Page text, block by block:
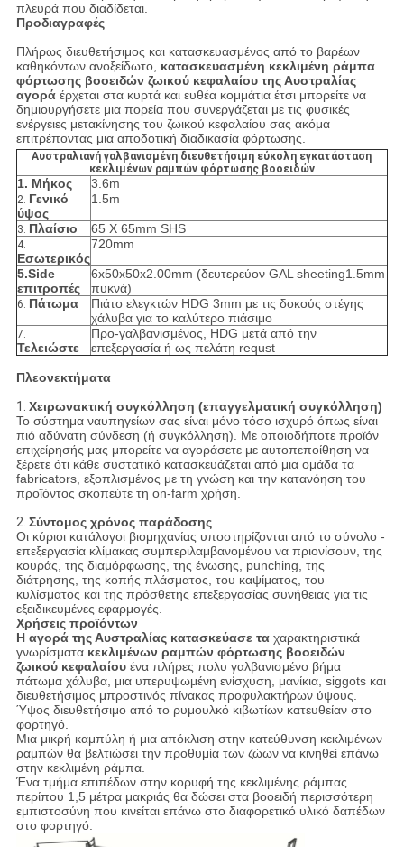
πλευρά που διαδίδεται.
Προδιαγραφές
Πλήρως διευθετήσιμος και κατασκευασμένος από το βαρέων
καθηκόντων ανοξείδωτο, κατασκευασμένη κεκλιμένη ράμπα
φόρτωσης βοοειδών ζωικού κεφαλαίου της Αυστραλίας
αγοράέρχεται στα κυρτά και ευθέα κομμάτια έτσι μπορείτε να
δημιουργήσετε μια πορεία που συνεργάζεται με τις φυσικές
ενέργειες μετακίνησης του ζωικού κεφαλαίου σας ακόμα
επιτρέποντας μια αποδοτική διαδικασία φόρτωσης.
Αυστραλιανή γαλβανισμένη διευθετήσιμη εύκολη εγκατάσταση
κεκλιμένων ραμπών φόρτωσης βοοειδών
1. Μήκος 3.6m
2. Γενικό
ύψος
1.5m
3. Πλαίσιο 65 X 65mm SHS
4.
Εσωτερικός
720mm
5.Side
επιτροπές
6x50x50x2.00mm (δευτερεύον GAL sheeting1.5mm
πυκνά)
6. Πάτωμα
Πιάτο ελεγκτών HDG 3mm με τις δοκούς στέγης
χάλυβα για το καλύτερο πιάσιμο
7.
Τελειώστε
Προ-γαλβανισμένος, HDG μετά από την
επεξεργασία ή ως πελάτη requst
Πλεονεκτήματα
1. Χειρωνακτική συγκόλληση (επαγγελματική συγκόλληση)
Το σύστημα ναυπηγείων σας είναι μόνο τόσο ισχυρό όπως είναι
πιό αδύνατη σύνδεση (ή συγκόλληση). Με οποιοδήποτε προϊόν
επιχείρησής μας μπορείτε να αγοράσετε με αυτοπεποίθηση να
ξέρετε ότι κάθε συστατικό κατασκευάζεται από μια ομάδα τα
fabricators, εξοπλισμένος με τη γνώση και την κατανόηση του
προϊόντος σκοπεύτε τη on-farm χρήση.
2. Σύντομος χρόνος παράδοσης
Οι κύριοι κατάλογοι βιομηχανίας υποστηρίζονται από το σύνολο -
επεξεργασία κλίμακας συμπεριλαμβανομένου να πριονίσουν, της
κουράς, της διαμόρφωσης, της ένωσης, punching, της
διάτρησης, της κοπής πλάσματος, του καψίματος, του
κυλίσματος και της πρόσθετης επεξεργασίας συνήθειας για τις
εξειδικευμένες εφαρμογές.
Χρήσεις προϊόντων
Η αγορά της Αυστραλίας κατασκεύασε ταχαρακτηριστικά
γνωρίσματα κεκλιμένων ραμπών φόρτωσης βοοειδών
ζωικού κεφαλαίουένα πλήρες πολυ γαλβανισμένο βήμα
πάτωμα χάλυβα, μια υπερυψωμένη ενίσχυση, μανίκια, siggots και
διευθετήσιμος μπροστινός πίνακας προφυλακτήρων ύψους.
Ύψος διευθετήσιμο από το ρυμουλκό κιβωτίων κατευθείαν στο
φορτηγό.
Μια μικρή καμπύλη ή μια απόκλιση στην κατεύθυνση κεκλιμένων
ραμπών θα βελτιώσει την προθυμία των ζώων να κινηθεί επάνω
στην κεκλιμένη ράμπα.
Ένα τμήμα επιπέδων στην κορυφή της κεκλιμένης ράμπας
περίπου 1,5 μέτρα μακριάς θα δώσει στα βοοειδή περισσότερη
εμπιστοσύνη που κινείται επάνω στο διαφορετικό υλικό δαπέδων
στο φορτηγό.